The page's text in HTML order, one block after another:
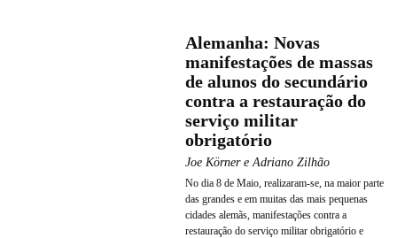
Alemanha: Novas
manifestações de massas
de alunos do secundário
contra a restauração do
serviço militar
obrigatório
Joe Körner e Adriano Zilhão
No dia 8 de Maio, realizaram-se, na maior parte
das grandes e em muitas das mais pequenas
cidades alemãs, manifestações contra a
restauração do serviço militar obrigatório e